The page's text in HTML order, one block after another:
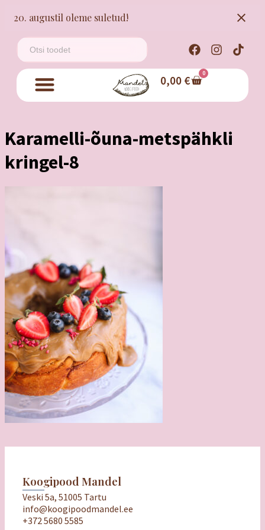
20. augustil oleme suletud!
0,00 € 0
Karamelli-õuna-metspähkli
kringel-8
Koogipood Mandel
Veski 5a, 51005 Tartu
info@koogipoodmandel.ee
+372 5680 5585